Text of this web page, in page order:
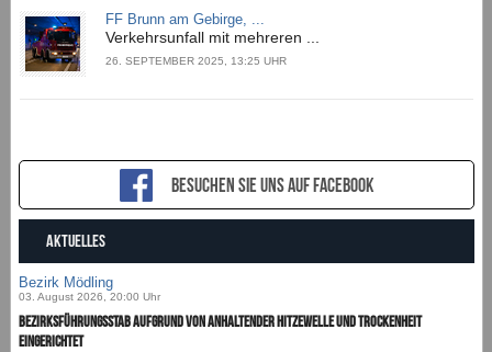
FF Brunn am Gebirge, ...
Verkehrsunfall mit mehreren ...
26. SEPTEMBER 2025, 13:25 UHR
Besuchen sie uns auf Facebook
AKTUELLES
Bezirk Mödling
03. August 2026, 20:00 Uhr
Bezirksführungsstab aufgrund von anhaltender Hitzewelle und Trockenheit
eingerichtet